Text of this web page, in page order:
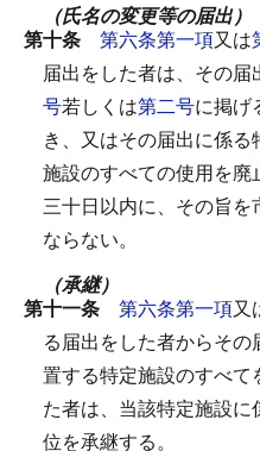
（氏名の変更等の届出）
第十条 第六条第一項又は
届出をした者は、その届
号若しくは第二号に掲げ
き、又はその届出に係
施設のすべての使用を
三十日以内に、その旨
ならない。
（承継）
第十一条 第六条第一項又
る届出をした者からそ
置する特定施設のすべ
た者は、当該特定施設
位を承継する。